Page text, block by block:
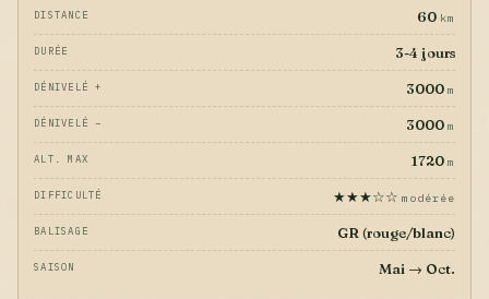
DISTANCE 60 km
DURÉE 3-4 jours
DÉNIVELÉ + 3000 m
DÉNIVELÉ − 3000 m
ALT. MAX 1720 m
DIFFICULTÉ ★★★☆☆ modérée
BALISAGE GR (rouge/blanc)
SAISON Mai → Oct.